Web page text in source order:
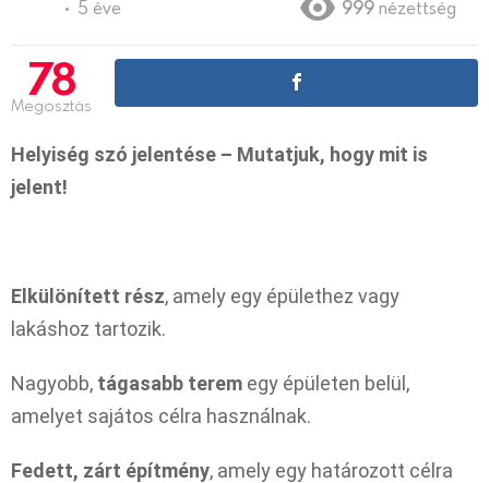
5 éve 999 nézettség
78
Megosztás
Helyiség szó jelentése – Mutatjuk, hogy mit is
jelent!
Elkülönített rész, amely egy épülethez vagy
lakáshoz tartozik.
Nagyobb, tágasabb terem egy épületen belül,
amelyet sajátos célra használnak.
Fedett, zárt építmény, amely egy határozott célra